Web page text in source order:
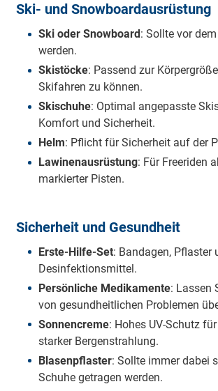
Ski- und Snowboardausrüstung
Ski oder Snowboard : Sollte vor
werden.
Skistöcke: Passend zur
Skifahren zu können.
Skischuhe: Optimal angepasste
Komfort und Sicherheit.
Helm: Pflicht für Sicherheit auf der
Lawinenausrüstung: Für Freeriden
markierter Pisten.
Sicherheit und Gesundheit
Erste-Hilfe-Set: Bandagen, Pflaster
Desinfektionsmittel.
Persönliche Medikamente: Lassen
von gesundheitlichen Problemen
Sonnencreme: Hohes UV-Schutz
starker Bergenstrahlung.
Blasenpflaster: Sollte immer dabei
Schuhe getragen werden.